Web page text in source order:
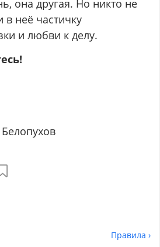
она другая. Но никто не
неё частичку
и любви к делу.
Правила ›